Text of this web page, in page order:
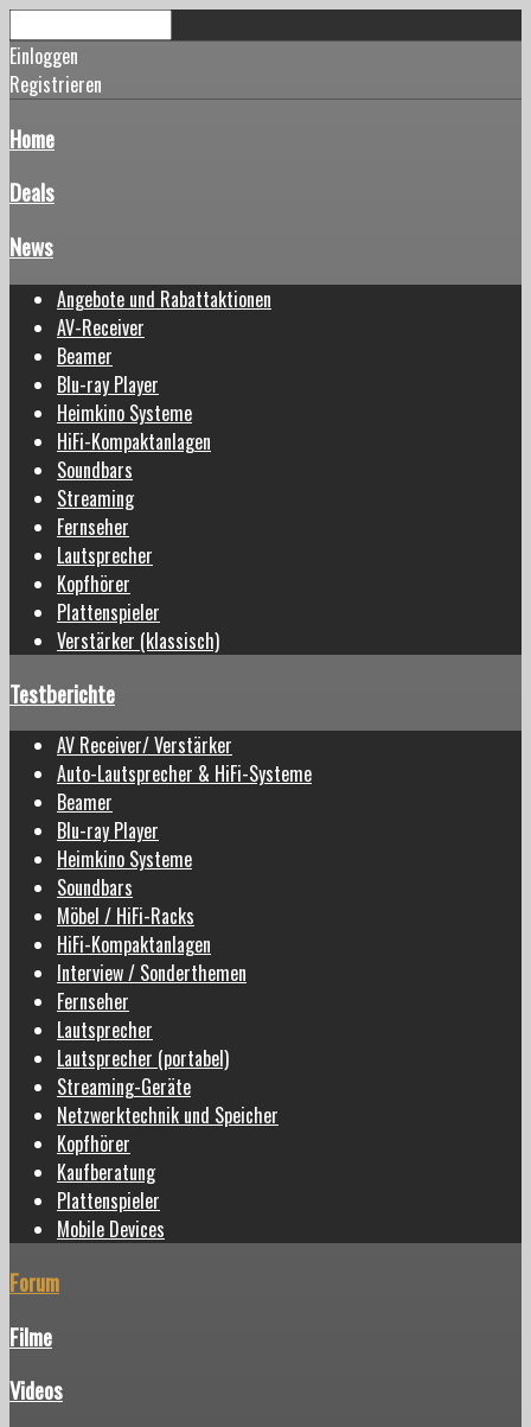
Einloggen
Registrieren
Home
Deals
News
Angebote und Rabattaktionen
AV-Receiver
Beamer
Blu-ray Player
Heimkino Systeme
HiFi-Kompaktanlagen
Soundbars
Streaming
Fernseher
Lautsprecher
Kopfhörer
Plattenspieler
Verstärker (klassisch)
Testberichte
AV Receiver/ Verstärker
Auto-Lautsprecher & HiFi-Systeme
Beamer
Blu-ray Player
Heimkino Systeme
Soundbars
Möbel / HiFi-Racks
HiFi-Kompaktanlagen
Interview / Sonderthemen
Fernseher
Lautsprecher
Lautsprecher (portabel)
Streaming-Geräte
Netzwerktechnik und Speicher
Kopfhörer
Kaufberatung
Plattenspieler
Mobile Devices
Forum
Filme
Videos